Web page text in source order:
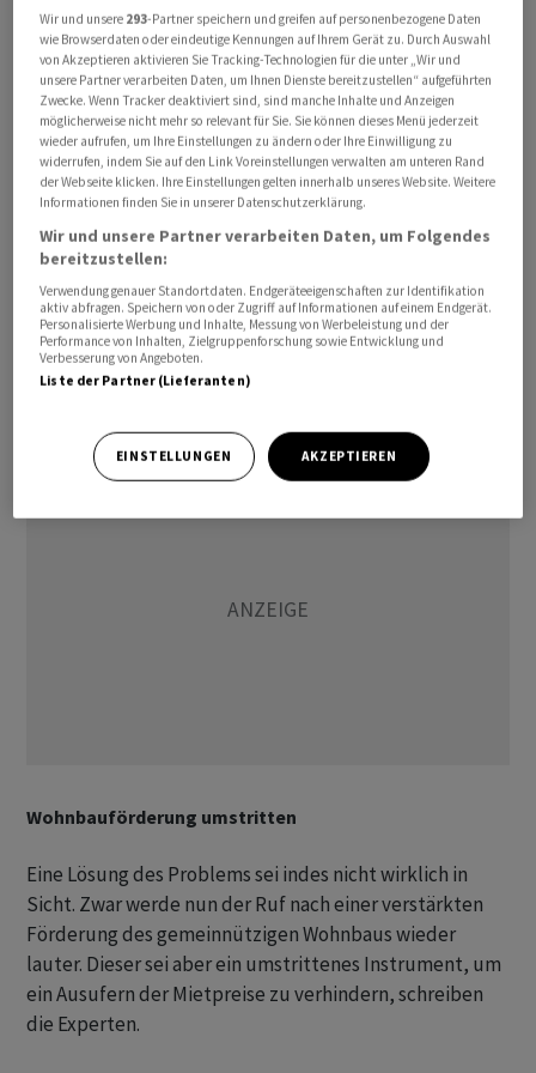
heisst es.
Zudem dürfen Vermieter mit der Erhöhung des
Referenzzinssatzes häufig auch die aufgelaufene
Teuerung geltend machen, so dass die Mieten damit
stärker als die pro Referenzzinssatzschritt
vorgesehenen 3 Prozent steigen würden.
"Die offiziell gemessene Mietpreisteuerung dürfte
nächstes Jahr daher zwischenzeitlich auf 8 Prozent
klettern", warnen die Immobilien-Experten von
Raiffeisen. Hinzu komme, dass die höheren Mieten
mehrheitlich problemlos durchzusetzen seien, weil der
Wohnbauförderung umstritten
Eine Lösung des Problems sei indes nicht wirklich in
Sicht. Zwar werde nun der Ruf nach einer verstärkten
Förderung des gemeinnützigen Wohnbaus wieder
lauter. Dieser sei aber ein umstrittenes Instrument, um
ein Ausufern der Mietpreise zu verhindern, schreiben
die Experten.
Wir und unsere 293-Partner speichern und greifen auf personenbezogene Daten
wie Browserdaten oder eindeutige Kennungen auf Ihrem Gerät zu. Durch Auswahl
von Akzeptieren aktivieren Sie Tracking-Technologien für die unter „Wir und
unsere Partner verarbeiten Daten, um Ihnen Dienste bereitzustellen“ aufgeführten
Zwecke. Wenn Tracker deaktiviert sind, sind manche Inhalte und Anzeigen
möglicherweise nicht mehr so relevant für Sie. Sie können dieses Menü jederzeit
wieder aufrufen, um Ihre Einstellungen zu ändern oder Ihre Einwilligung zu
widerrufen, indem Sie auf den Link Voreinstellungen verwalten am unteren Rand
der Webseite klicken. Ihre Einstellungen gelten innerhalb unseres Website. Weitere
Informationen finden Sie in unserer Datenschutzerklärung.
Wir und unsere Partner verarbeiten Daten, um Folgendes
bereitzustellen:
Verwendung genauer Standortdaten. Endgeräteeigenschaften zur Identifikation
aktiv abfragen. Speichern von oder Zugriff auf Informationen auf einem Endgerät.
Personalisierte Werbung und Inhalte, Messung von Werbeleistung und der
Performance von Inhalten, Zielgruppenforschung sowie Entwicklung und
Verbesserung von Angeboten.
Liste der Partner (Lieferanten)
EINSTELLUNGEN AKZEPTIEREN